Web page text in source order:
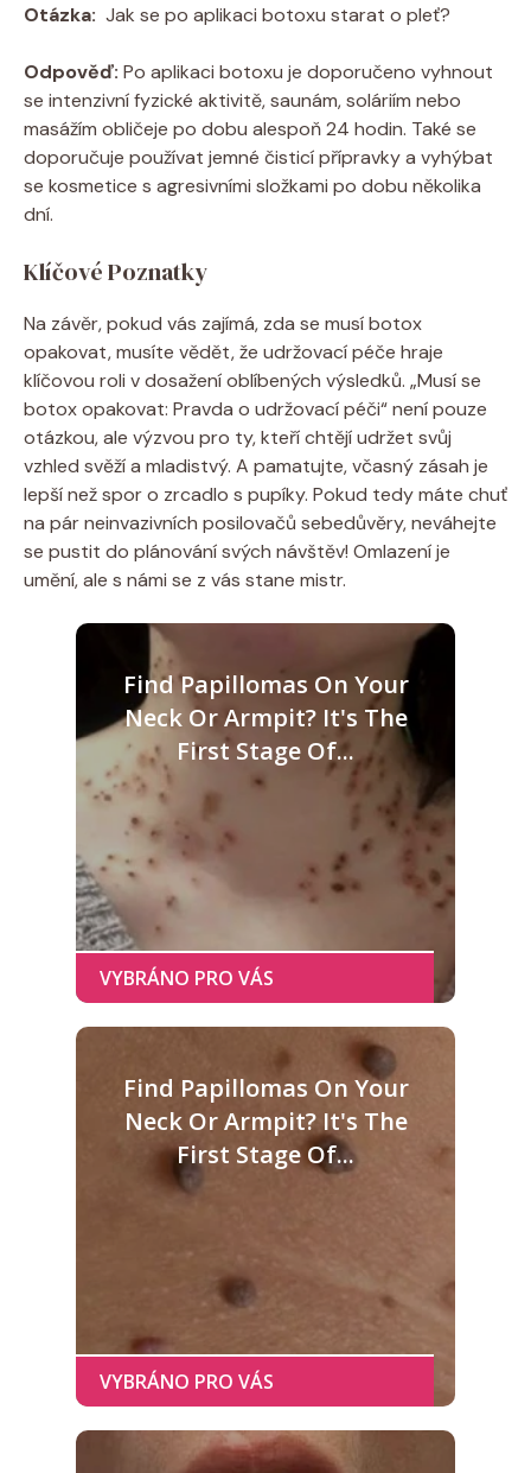
Otázka: ⁣ Jak se ​po aplikaci botoxu starat⁤ o pleť?
Odpověď: Po aplikaci botoxu je doporučeno vyhnout
se intenzivní fyzické‌ aktivitě, saunám, soláriím nebo
masážím obličeje po dobu alespoň 24 hodin. Také se‍
doporučuje používat jemné čisticí přípravky a vyhýbat
se kosmetice s agresivními složkami po ⁢dobu několika
dní.‍
Klíčové Poznatky
Na ‍závěr, pokud vás zajímá, zda se musí‍ botox⁣
opakovat, musíte vědět, že udržovací péče ⁣hraje
klíčovou⁣ roli v dosažení oblíbených výsledků. „Musí se
botox opakovat: Pravda o ⁤udržovací ⁣péči“ není pouze
otázkou, ⁣ale výzvou pro ty, ​kteří chtějí udržet ​svůj
vzhled svěží a mladistvý. A pamatujte,‌ včasný zásah je
lepší než spor o zrcadlo s⁣ pupíky. Pokud tedy ⁤máte ‌chuť
na pár neinvazivních posilovačů sebedůvěry, neváhejte ​
se ⁣pustit do plánování ⁣svých návštěv!⁣ Omlazení je
umění, ale s námi se z ⁢vás stane mistr.
Find Papillomas On Your
Neck Or Armpit? It's The
First Stage Of...
Find Papillomas On Your
Neck Or Armpit? It's The
First Stage Of...